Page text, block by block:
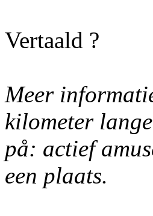
Vertaald ?
Meer
kilometer
på: actief
een plaats.